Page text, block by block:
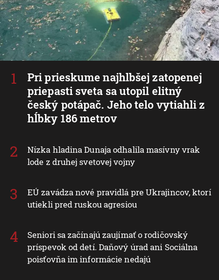
Pri prieskume najhlbšej zatopenej
priepasti sveta sa utopil elitný
český potápač. Jeho telo vytiahli z
hĺbky 186 metrov
Nízka hladina Dunaja odhalila masívny vrak
lode z druhej svetovej vojny
EÚ zavádza nové pravidlá pre Ukrajincov, ktorí
utiekli pred ruskou agresiou
Seniori sa začínajú zaujímať o rodičovský
príspevok od detí. Daňový úrad ani Sociálna
poisťovňa im informácie nedajú